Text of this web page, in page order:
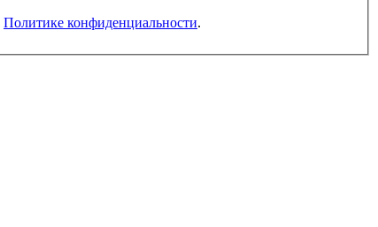
Политике конфиденциальности.